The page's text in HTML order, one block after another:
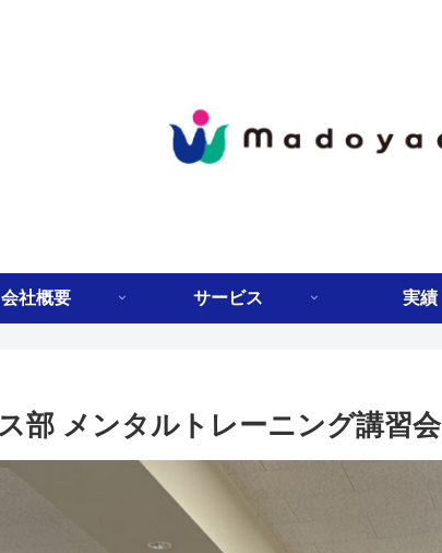
会社概要 サービス 実績
部 メンタルトレーニング講習会